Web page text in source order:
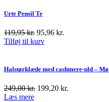
Urte Pensil Te
119,95kr. 95,96 kr.
Tilføj til kurv
Halstørklæde med cashmere-uld –
249,00kr. 199,20 kr.
Læs mere